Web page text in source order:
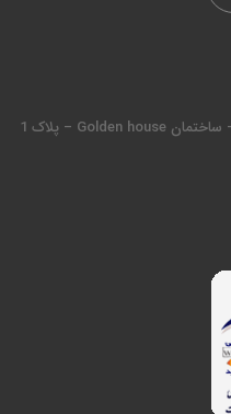
اصفهان- خیابان حکیم نظامی-کوچه بیژن – ساختمان Golden house – پلاک 1